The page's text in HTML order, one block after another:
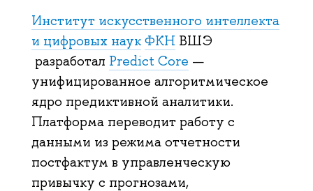
Институт искусственного интеллекта
и цифровых наук ФКН ВШЭ
разработал Predict Core —
унифицированное алгоритмическое
ядро предиктивной аналитики.
Платформа переводит работу с
данными из режима отчетности
постфактум в управленческую
привычку с прогнозами,